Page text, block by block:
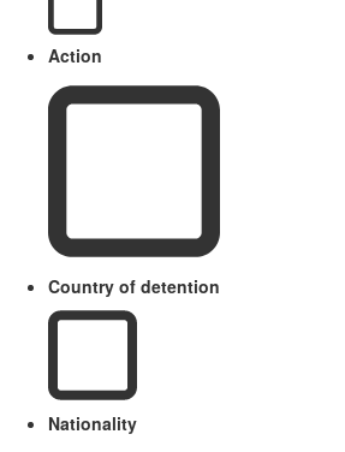
Action
Country of detention
Nationality